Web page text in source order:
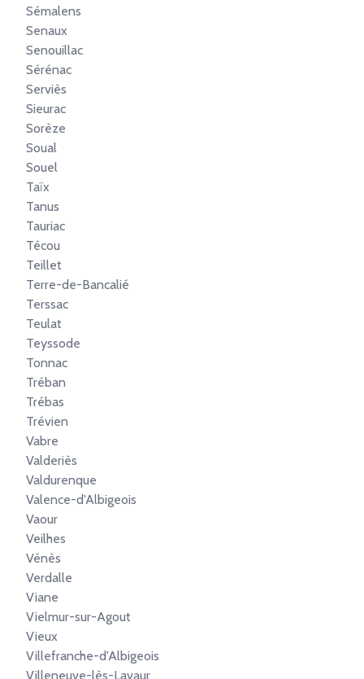
Sémalens
Senaux
Senouillac
Sérénac
Serviès
Sieurac
Sorèze
Soual
Souel
Taïx
Tanus
Tauriac
Técou
Teillet
Terre-de-Bancalié
Terssac
Teulat
Teyssode
Tonnac
Tréban
Trébas
Trévien
Vabre
Valderiès
Valdurenque
Valence-d'Albigeois
Vaour
Veilhes
Vénès
Verdalle
Viane
Vielmur-sur-Agout
Vieux
Villefranche-d'Albigeois
Villeneuve-lès-Lavaur